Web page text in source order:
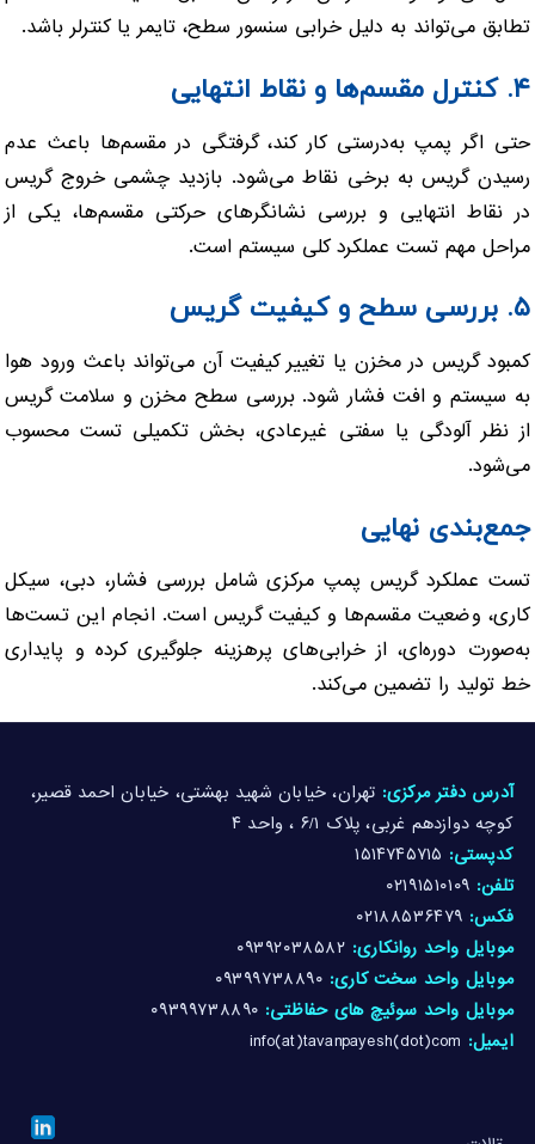
تطابق می‌تواند به دلیل خرابی سنسور سطح، تایمر یا کنترلر باشد.
۴. کنترل مقسم‌ها و نقاط انتهایی
حتی اگر پمپ به‌درستی کار کند، گرفتگی در مقسم‌ها باعث عدم
رسیدن گریس به برخی نقاط می‌شود. بازدید چشمی خروج گریس
در نقاط انتهایی و بررسی نشانگرهای حرکتی مقسم‌ها، یکی از
مراحل مهم تست عملکرد کلی سیستم است.
۵. بررسی سطح و کیفیت گریس
کمبود گریس در مخزن یا تغییر کیفیت آن می‌تواند باعث ورود هوا
به سیستم و افت فشار شود. بررسی سطح مخزن و سلامت گریس
از نظر آلودگی یا سفتی غیرعادی، بخش تکمیلی تست محسوب
می‌شود.
جمع‌بندی نهایی
تست عملکرد گریس پمپ مرکزی شامل بررسی فشار، دبی، سیکل
کاری، وضعیت مقسم‌ها و کیفیت گریس است. انجام این تست‌ها
به‌صورت دوره‌ای، از خرابی‌های پرهزینه جلوگیری کرده و پایداری
خط تولید را تضمین می‌کند.
آدرس دفتر مرکزی: تهران، خیابان شهید بهشتی، خیابان احمد قصیر،
کوچه دوازدهم غربی، پلاک ۶/۱ ، واحد ۴
کدپستی: ۱۵۱۴۷۴۵۷۱۵
تلفن: ۰۲۱۹۱۵۱۰۱۰۹
فکس: ۰۲۱۸۸۵۳۶۴۷۹
موبایل واحد روانکاری: ۰۹۳۹۲۰۳۸۵۸۲
موبایل واحد سخت کاری: ۰۹۳۹۹۷۳۸۸۹۰
موبایل واحد سوئیچ های حفاظتی: ۰۹۳۹۹۷۳۸۸۹۰
ایمیل: info(at)tavanpayesh(dot)com